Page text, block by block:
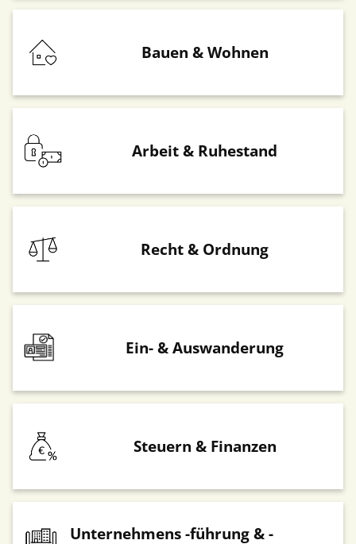
Bauen & Wohnen
Arbeit & Ruhestand
Recht & Ordnung
Ein- & Auswanderung
Steuern & Finanzen
Unternehmens -führung & -